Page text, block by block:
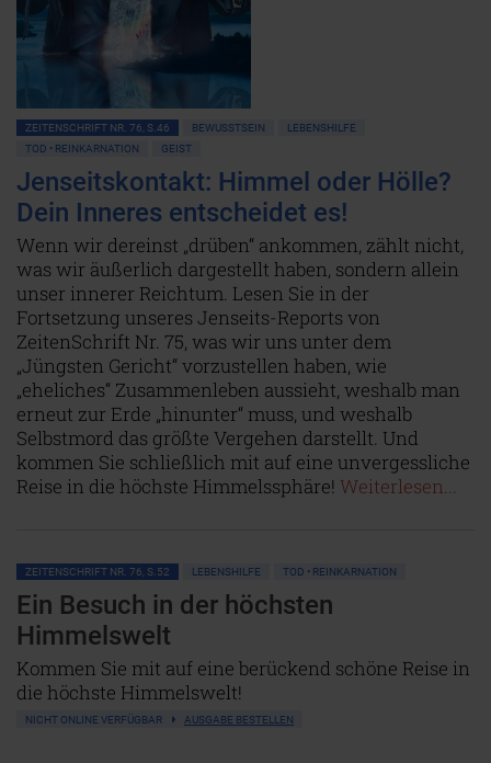
ZEITENSCHRIFT NR. 76, S.46 BEWUSSTSEIN
LEBENSHILFE
TOD • REINKARNATION
GEIST
Jenseitskontakt: Himmel oder Hölle?
Dein Inneres entscheidet es!
Wenn wir dereinst „drüben“ ankommen, zählt nicht,
was wir äußerlich dargestellt haben, sondern allein
unser innerer Reichtum. Lesen Sie in der
Fortsetzung unseres Jenseits-Reports von
ZeitenSchrift Nr. 75, was wir uns unter dem
„Jüngsten Gericht“ vorzustellen haben, wie
„eheliches“ Zusammenleben aussieht, weshalb man
erneut zur Erde „hinunter“ muss, und weshalb
Selbstmord das größte Vergehen darstellt. Und
kommen Sie schließlich mit auf eine unvergessliche
Reise in die höchste Himmelssphäre! Weiterlesen...
ZEITENSCHRIFT NR. 76, S.52 LEBENSHILFE TOD • REINKARNATION
Ein Besuch in der höchsten
Himmelswelt
Kommen Sie mit auf eine berückend schöne Reise in
die höchste Himmelswelt!
NICHT ONLINE VERFÜGBAR AUSGABE BESTELLEN